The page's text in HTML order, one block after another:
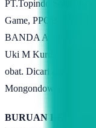
PT.Topindo Solusi
Game, PPOB CARI
BANDA ACEH,
Uki M Kurdi. Berau
obat. Dicari agen
Mongondow .
BURUAN